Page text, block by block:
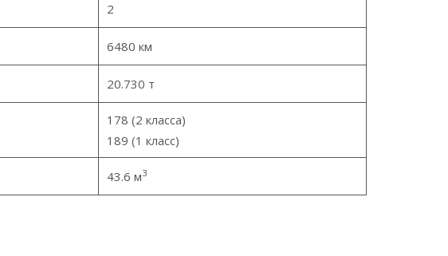
2
6480 км
20.730 т
178 (2 класса)
189 (1 класс)
43.6 м3